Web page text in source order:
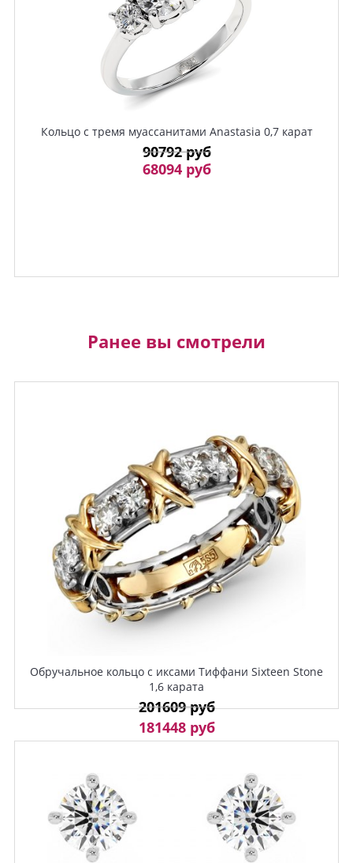
Кольцо с тремя муассанитами Anastasia 0,7 карат
90792 руб
68094 руб
Ранее вы смотрели
Обручальное кольцо с иксами Тиффани Sixteen Stone
1,6 карата
201609 руб
181448 руб